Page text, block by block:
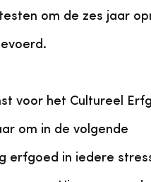
om de zes jaar
voor het Cultureel
om in de volgende
erfgoed in iedere